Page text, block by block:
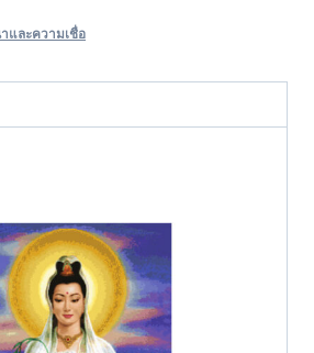
และความเชื่อ